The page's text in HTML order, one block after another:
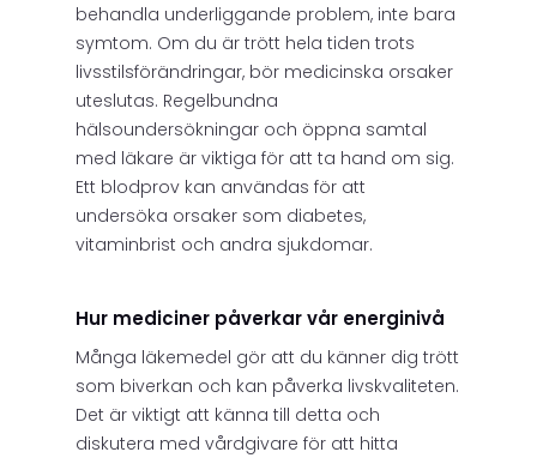
behandla underliggande problem, inte bara
symtom. Om du är trött hela tiden trots
livsstilsförändringar, bör medicinska orsaker
uteslutas. Regelbundna
hälsoundersökningar och öppna samtal
med läkare är viktiga för att ta hand om sig.
Ett blodprov kan användas för att
undersöka orsaker som diabetes,
vitaminbrist och andra sjukdomar.
Hur mediciner påverkar vår energinivå
Många läkemedel gör att du känner dig trött
som biverkan och kan påverka livskvaliteten.
Det är viktigt att känna till detta och
diskutera med vårdgivare för att hitta